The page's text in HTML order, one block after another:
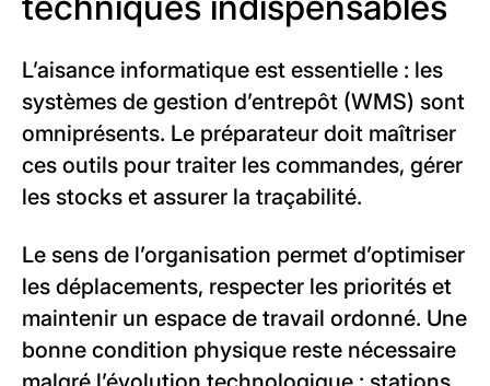
L’aisance informatique est essentielle : les
systèmes de gestion d’entrepôt (WMS) sont
omniprésents. Le préparateur doit maîtriser
ces outils pour traiter les commandes, gérer
les stocks et assurer la traçabilité.
Le sens de l’organisation permet d’optimiser
les déplacements, respecter les priorités et
maintenir un espace de travail ordonné. Une
bonne condition physique reste nécessaire